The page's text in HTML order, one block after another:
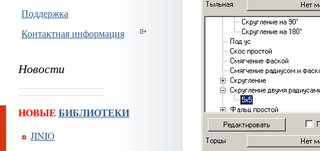
Поддержка
Контактная информация
Новости
НОВЫЕ БИБЛИОТЕКИ
JINIO